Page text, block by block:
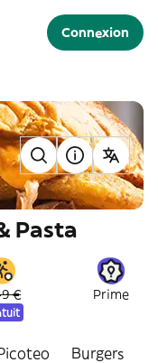
Connexion
Pasta
€ Prime
Burgers